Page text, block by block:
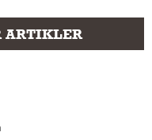
ARTIKLER